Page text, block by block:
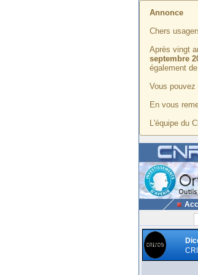
Annonce
Chers
Après vingt
septembre
également
Vous
En vous
L'équipe du